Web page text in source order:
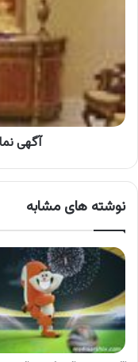
تبریز
آگهی
نوشته های مشابه